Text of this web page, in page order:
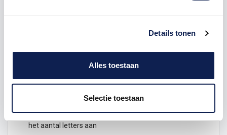
Details tonen
Alles toestaan
Selectie toestaan
dikte van de letter is altijd 20 mm. Piepschuim is niet
geschikt voor binnen gebruik. Hoe moet je dit
2) Hoeveel piepschuim letters wil je ontvangen? geef
het aantal letters aan